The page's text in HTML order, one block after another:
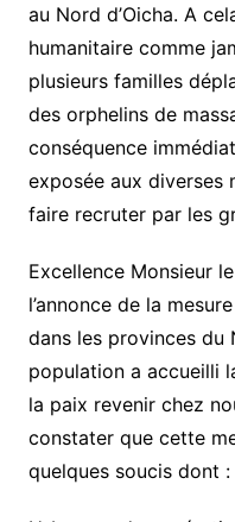
au Nord d’Oicha. A
humanitaire comme
plusieurs familles
des orphelins de
conséquence
exposée aux diverses
faire recruter par les
Excellence Monsieur
l’annonce de la
dans les provinces du
population a accueilli
la paix revenir chez
constater que cette
quelques soucis dont :